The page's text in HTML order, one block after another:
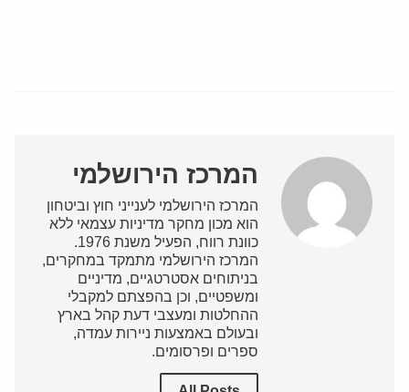
המרכז הירושלמי
המרכז הירושלמי לענייני חוץ וביטחון
הוא מכון מחקר מדיניות עצמאי ללא
כוונת רווח, הפעיל משנת 1976.
המרכז הירושלמי מתמקד במחקרים,
בניתוחים אסטרטגיים, מדיניים
ומשפטיים, וכן בהפצתם למקבלי
ההחלטות ומעצבי דעת קהל בארץ
ובעולם באמצעות ניירות עמדה,
ספרים ופרסומים.